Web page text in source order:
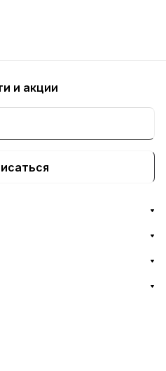
и акции